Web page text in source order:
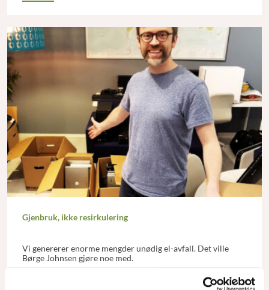
Gjenbruk, ikke resirkulering
Vi genererer enorme mengder unødig el-avfall. Det ville
Børge Johnsen gjøre noe med.